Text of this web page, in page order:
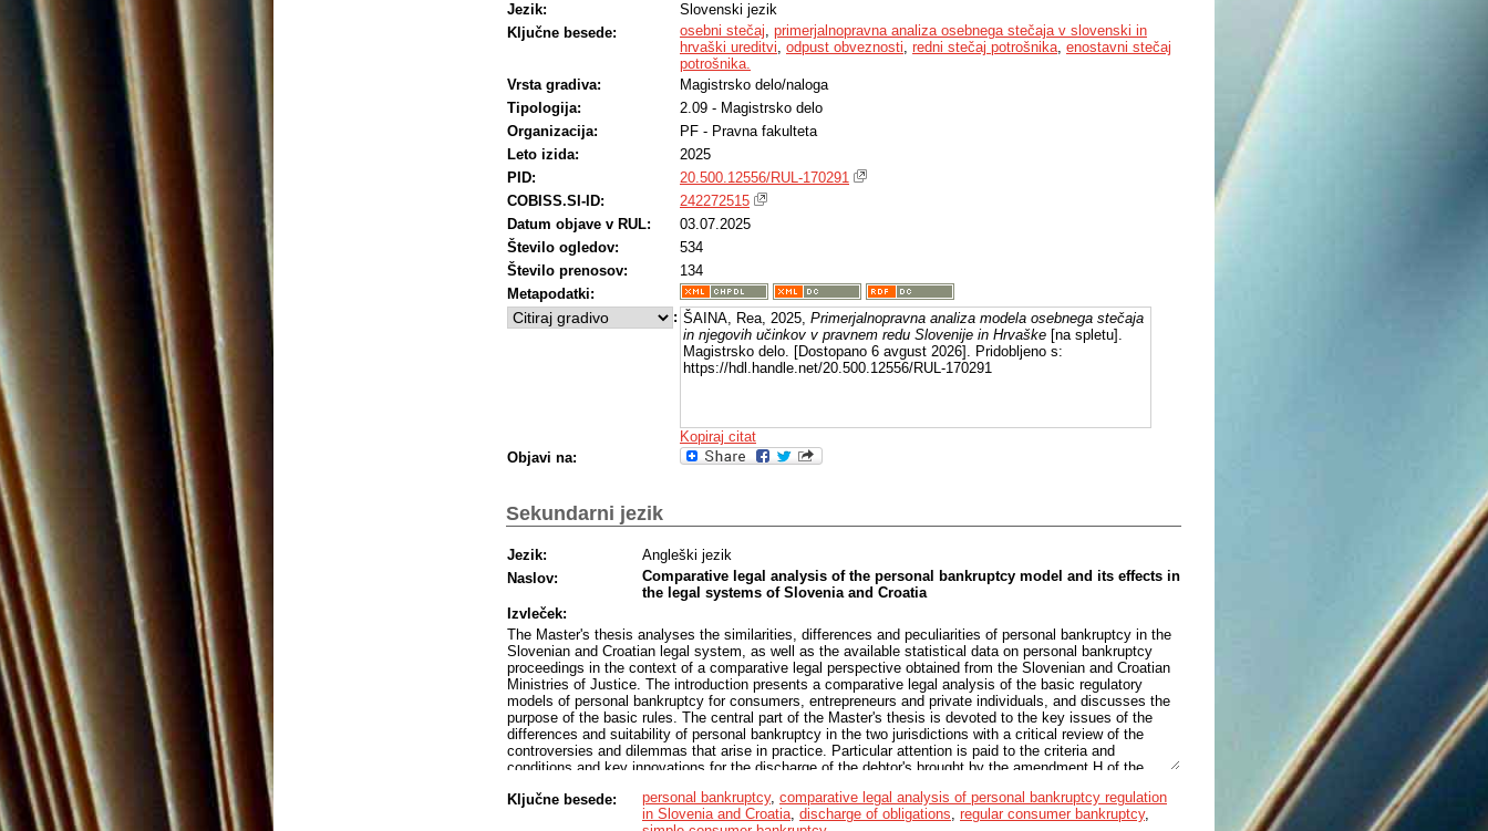
rešitev v praksi. Izčrpno so analizirani redni stečaj potrošnika, izvensodni postopek in enostavni
postopek stečaja potrošnika, ki ga v hrvaškem pravnem redu obravnava poseben zakon – Zakon o
stečaju potrošnika. Slovenski pravni sistem v ZFPPIPP ureja osebni stečaj potrošnika, ne obravnava pa
specifičnega izvensodnega in enostavnega postopka stečaja potrošnika, kar je posebnost hrvaškega
pravnega reda. V zaključku avtorica poda splošno oceno dosežkov sprejetja temeljnih novosti
slovenskega in hrvaškega zakona na področju osebnega stečaja ter zaznane izzive, za katere bi bilo v
prihodnosti treba najti ustrezne pravne rešitve.
Jezik:
Slovenski jezik
Ključne besede:
osebni stečaj, primerjalnopravna analiza osebnega stečaja v slovenski in
hrvaški ureditvi, odpust obveznosti, redni stečaj potrošnika, enostavni stečaj
potrošnika.
Vrsta gradiva:
Magistrsko delo/naloga
Tipologija:
2.09 - Magistrsko delo
Organizacija:
PF - Pravna fakulteta
Leto izida:
2025
PID:
20.500.12556/RUL-170291
COBISS.SI-ID:
242272515
Datum objave v RUL:
03.07.2025
Število ogledov:
534
Število prenosov:
134
Metapodatki:
: ŠAINA, Rea, 2025, Primerjalnopravna analiza modela osebnega stečaja
in njegovih učinkov v pravnem redu Slovenije in Hrvaške [na spletu].
Magistrsko delo. [Dostopano 6 avgust 2026]. Pridobljeno s:
https://hdl.handle.net/20.500.12556/RUL-170291
Kopiraj citat
Objavi na:
Sekundarni jezik
Jezik:
Angleški jezik
Naslov:
Comparative legal analysis of the personal bankruptcy model and its effects in
the legal systems of Slovenia and Croatia
Izvleček:
The Master's thesis analyses the similarities, differences and peculiarities of personal bankruptcy in the
Slovenian and Croatian legal system, as well as the available statistical data on personal bankruptcy
proceedings in the context of a comparative legal perspective obtained from the Slovenian and Croatian
Ministries of Justice. The introduction presents a comparative legal analysis of the basic regulatory
models of personal bankruptcy for consumers, entrepreneurs and private individuals, and discusses the
purpose of the basic rules. The central part of the Master's thesis is devoted to the key issues of the
differences and suitability of personal bankruptcy in the two jurisdictions with a critical review of the
controversies and dilemmas that arise in practice. Particular attention is paid to the criteria and
conditions and key innovations for the discharge of the debtor's brought by the amendment H of the
(Law on financial transactions, insolvency proceedings and compulsory liquidation), and the amendment
to the Croatian Bankruptcy Law, the duration of the trial period, the assets of the debtor entering the
Ključne besede: personal bankruptcy, comparative legal analysis of personal bankruptcy regulation
in Slovenia and Croatia discharge of obligations regular consumer bankruptcy,